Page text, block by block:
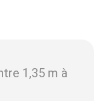
1,35 m à